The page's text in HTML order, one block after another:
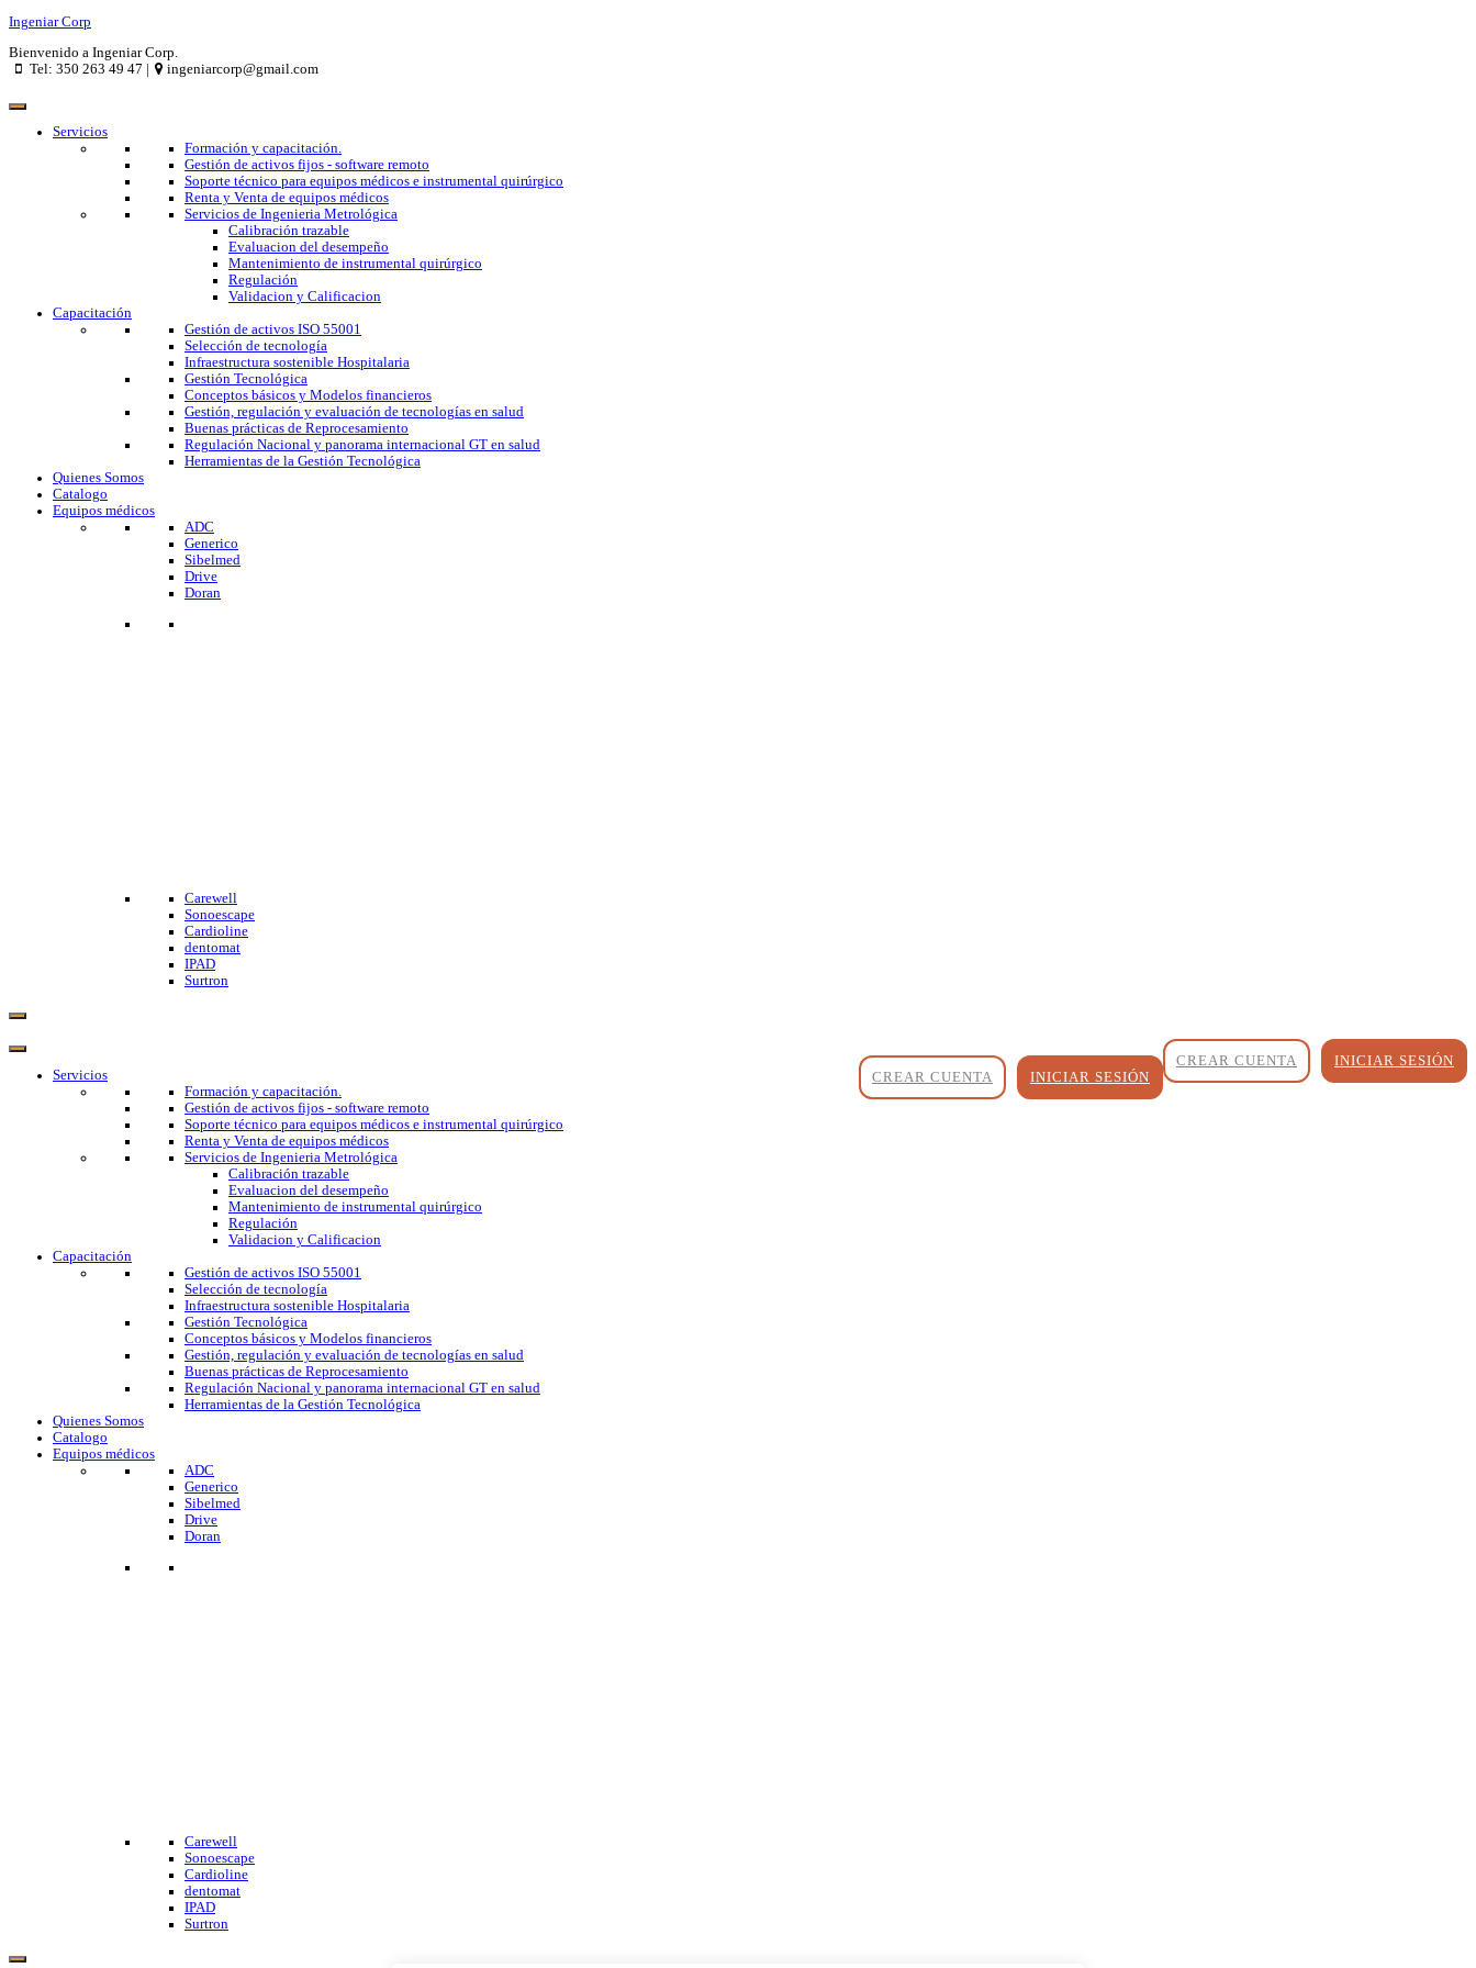
Ingeniar Corp
Bienvenido a Ingeniar Corp.
Tel: 350 263 49 47 |
ingeniarcorp@gmail.com
Servicios
Formación y capacitación.
Gestión de activos fijos - software remoto
Soporte técnico para equipos médicos e instrumental quirúrgico
Renta y Venta de equipos médicos
Servicios de Ingenieria Metrológica
Calibración trazable
Evaluacion del desempeño
Mantenimiento de instrumental quirúrgico
Regulación
Validacion y Calificacion
Capacitación
Gestión de activos ISO 55001
Selección de tecnología
Infraestructura sostenible Hospitalaria
Gestión Tecnológica
Conceptos básicos y Modelos financieros
Gestión, regulación y evaluación de tecnologías en salud
Buenas prácticas de Reprocesamiento
Regulación Nacional y panorama internacional GT en salud
Herramientas de la Gestión Tecnológica
Quienes Somos
Catalogo
Equipos médicos
ADC
Generico
Sibelmed
Drive
Doran
Carewell
Sonoescape
Cardioline
dentomat
IPAD
Surtron
INICIAR SESIÓN
CREAR CUENTA
INICIAR SESIÓN
CREAR CUENTA
Servicios
Formación y capacitación.
Gestión de activos fijos - software remoto
Soporte técnico para equipos médicos e instrumental quirúrgico
Renta y Venta de equipos médicos
Servicios de Ingenieria Metrológica
Calibración trazable
Evaluacion del desempeño
Mantenimiento de instrumental quirúrgico
Regulación
Validacion y Calificacion
Capacitación
Gestión de activos ISO 55001
Selección de tecnología
Infraestructura sostenible Hospitalaria
Gestión Tecnológica
Conceptos básicos y Modelos financieros
Gestión, regulación y evaluación de tecnologías en salud
Buenas prácticas de Reprocesamiento
Regulación Nacional y panorama internacional GT en salud
Herramientas de la Gestión Tecnológica
Quienes Somos
Catalogo
Equipos médicos
ADC
Generico
Sibelmed
Drive
Doran
Carewell
Sonoescape
Cardioline
dentomat
IPAD
Surtron